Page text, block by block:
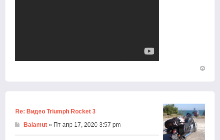
Re: Видео Triumph Rocket 3
Balamut » Пт апр 17, 2020 3:57 pm